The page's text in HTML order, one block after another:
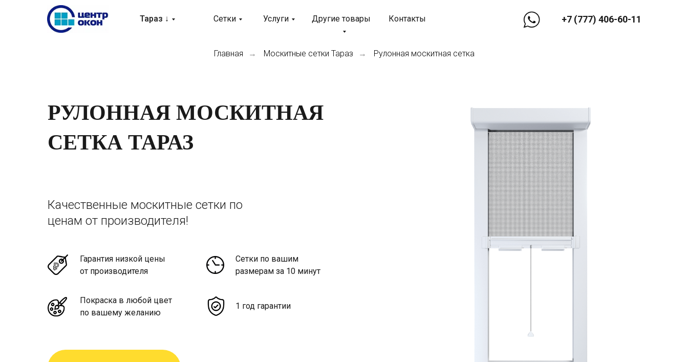
+7 (777) 406-60-11
Услуги
Тараз ↓ Другие товары Контакты
Сетки
Главная → Москитные сетки Тараз → Рулонная москитная сетка
РУЛОННАЯ МОСКИТНАЯ
СЕТКА ТАРАЗ
Гарантия низкой цены
от производителя
Сетки по вашим
размерам за 10 минут
Покраска в любой цвет
по вашему желанию
1 год гарантии
Качественные москитные сетки по
ценам от производителя!